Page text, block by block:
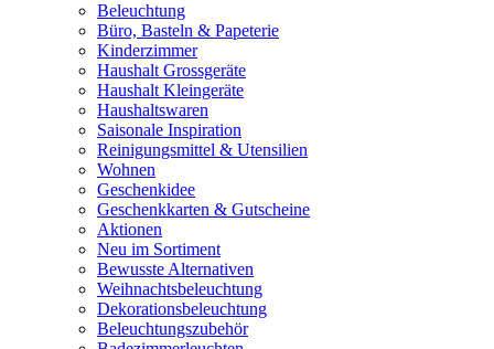
Beleuchtung
Büro, Basteln & Papeterie
Kinderzimmer
Haushalt Grossgeräte
Haushalt Kleingeräte
Haushaltswaren
Saisonale Inspiration
Reinigungsmittel & Utensilien
Wohnen
Geschenkidee
Geschenkkarten & Gutscheine
Aktionen
Neu im Sortiment
Bewusste Alternativen
Weihnachtsbeleuchtung
Dekorationsbeleuchtung
Beleuchtungszubehör